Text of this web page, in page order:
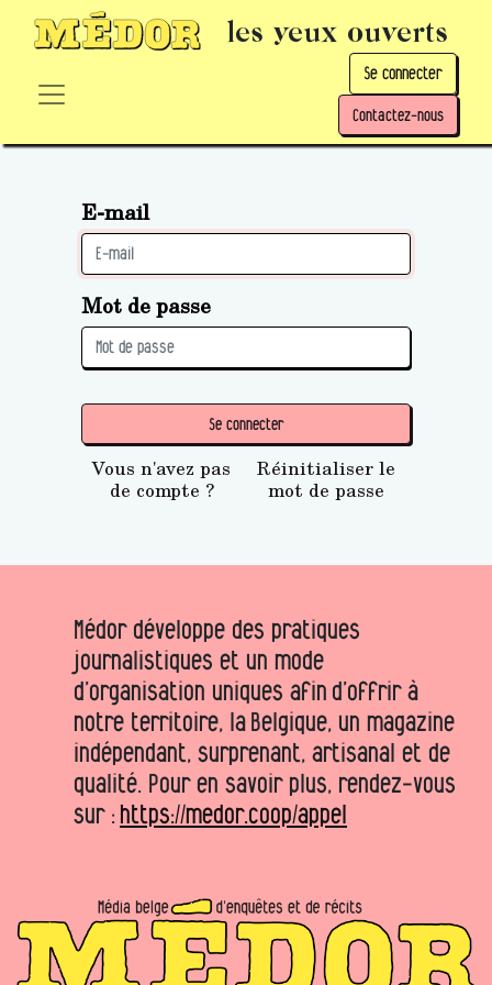
les yeux ouverts
Se connecter
Contactez-nous
E-mail
Mot de passe
Se connecter
Vous n'avez pas
de compte ?
Réinitialiser le
mot de passe
Médor développe des pratiques
journalistiques et un mode
d’organisation uniques afin d’offrir à
notre territoire, la Belgique, un magazine
indépendant, surprenant, artisanal et de
qualité. Pour en savoir plus, rendez-vous
sur : https://medor.coop/appel